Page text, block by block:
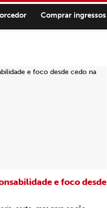
Comprar ingressos
e foco desde